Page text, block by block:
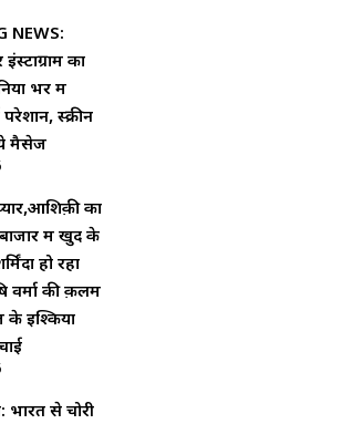
NEWS:
का
भर में
स्क्रीन
मैसेज
का
में खुद के
हो रहा
वर्मा की क़लम
इश्किया
भारत से चोरी